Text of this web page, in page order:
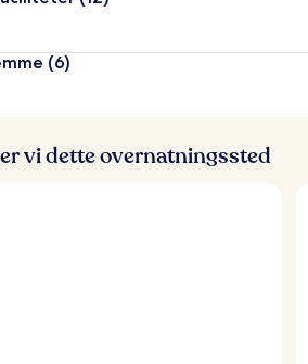
(6)
vi dette overnatningssted